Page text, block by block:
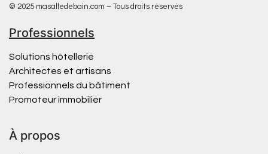
© 2025 masalledebain.com – Tous droits réservés
Professionnels
Solutions hôtellerie
Architectes et artisans
Professionnels du bâtiment
Promoteur immobilier
À propos